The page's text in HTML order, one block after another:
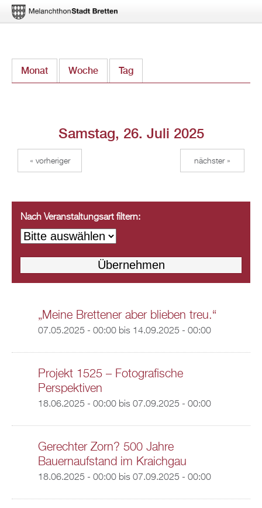
zum
Monat Woche Tag
Samstag, 26. Juli 2025
« vorheriger nächster »
Nach Veranstaltungsart filtern:
„Meine Brettener aber blieben treu.“
07.05.2025 - 00:00bis 14.09.2025 - 00:00
Projekt 1525 – Fotografische
Perspektiven
18.06.2025 - 00:00bis 07.09.2025 - 00:00
Gerechter Zorn? 500 Jahre
Bauernaufstand im Kraichgau
18.06.2025 - 00:00bis 07.09.2025 - 00:00